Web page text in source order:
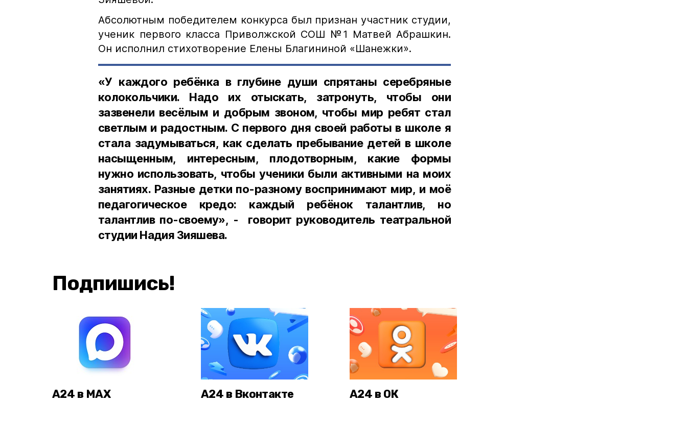
Абсолютным победителем конкурса был признан участник студии,
ученик первого класса Приволжской СОШ №1 Матвей Абрашкин.
Он исполнил стихотворение Елены Благининой «Шанежки».
«У каждого ребёнка в глубине души спрятаны серебряные
колокольчики. Надо их отыскать, затронуть, чтобы они
зазвенели весёлым и добрым звоном, чтобы мир ребят стал
светлым и радостным. С первого дня своей работы в школе я
стала задумываться, как сделать пребывание детей в школе
насыщенным, интересным, плодотворным, какие формы
нужно использовать, чтобы ученики были активными на моих
занятиях. Разные детки по-разному воспринимают мир, и моё
педагогическое кредо: каждый ребёнок талантлив, но
талантлив по-своему», - говорит руководитель театральной
студии Надия Зияшева.
Подпишись!
А24 в MAX А24 в Вконтакте А24 в ОК